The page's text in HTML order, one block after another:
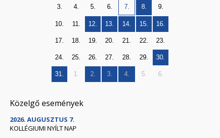
3. 4. 5. 6. 7. 8. 9.
10. 11. 12. 13. 14. 15. 16.
17. 18. 19. 20. 21. 22. 23.
24. 25. 26. 27. 28. 29. 30.
31. 1. 2. 3. 4. 5. 6.
Közelgő események
2026. AUGUSZTUS 7.
KOLLÉGIUMI NYÍLT NAP